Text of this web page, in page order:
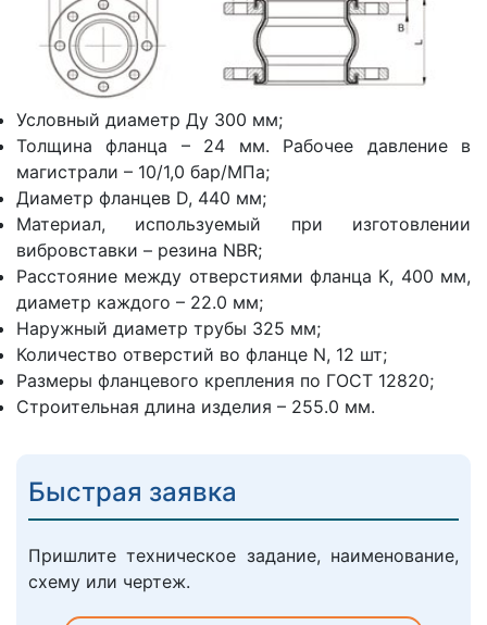
Условный диаметр Ду 300 мм;
Толщина фланца – 24 мм. Рабочее давление в
магистрали – 10/1,0 бар/МПа;
Диаметр фланцев D, 440 мм;
Материал, используемый при изготовлении
вибровставки – резина NBR;
Расстояние между отверстиями фланца K, 400 мм,
диаметр каждого – 22.0 мм;
Наружный диаметр трубы 325 мм;
Количество отверстий во фланце N, 12 шт;
Размеры фланцевого крепления по ГОСТ 12820;
Строительная длина изделия – 255.0 мм.
Быстрая заявка
Пришлите техническое задание, наименование,
схему или чертеж.